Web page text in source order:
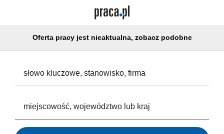
Oferta pracy jest nieaktualna, zobacz podobne